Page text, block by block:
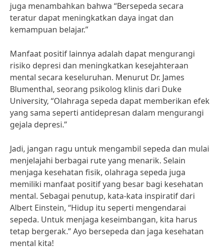
juga menambahkan bahwa “Bersepeda secara
teratur dapat meningkatkan daya ingat dan
kemampuan belajar.”
Manfaat positif lainnya adalah dapat mengurangi
risiko depresi dan meningkatkan kesejahteraan
mental secara keseluruhan. Menurut Dr. James
Blumenthal, seorang psikolog klinis dari Duke
University, “Olahraga sepeda dapat memberikan efek
yang sama seperti antidepresan dalam mengurangi
gejala depresi.”
Jadi, jangan ragu untuk mengambil sepeda dan mulai
menjelajahi berbagai rute yang menarik. Selain
menjaga kesehatan fisik, olahraga sepeda juga
memiliki manfaat positif yang besar bagi kesehatan
mental. Sebagai penutup, kata-kata inspiratif dari
Albert Einstein, “Hidup itu seperti mengendarai
sepeda. Untuk menjaga keseimbangan, kita harus
tetap bergerak.” Ayo bersepeda dan jaga kesehatan
mental kita!